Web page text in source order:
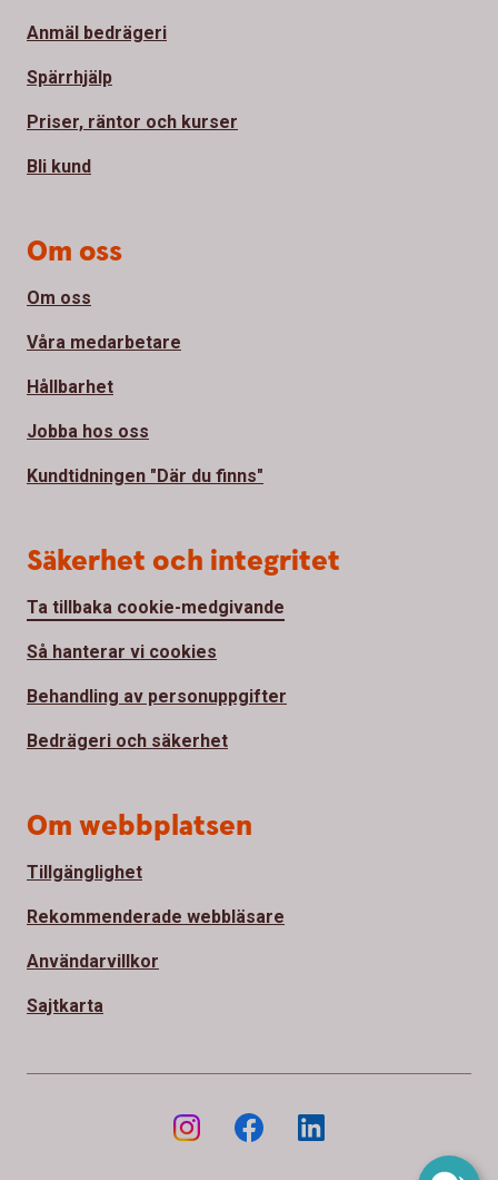
Anmäl bedrägeri
Spärrhjälp
Priser, räntor och kurser
Bli kund
Om oss
Om oss
Våra medarbetare
Hållbarhet
Jobba hos oss
Kundtidningen "Där du finns"
Säkerhet och integritet
Ta tillbaka cookie-medgivande
Så hanterar vi cookies
Behandling av personuppgifter
Bedrägeri och säkerhet
Om webbplatsen
Tillgänglighet
Rekommenderade webbläsare
Användarvillkor
Sajtkarta